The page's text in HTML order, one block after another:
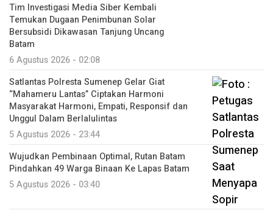
Tim Investigasi Media Siber Kembali
Temukan Dugaan Penimbunan Solar
Bersubsidi Dikawasan Tanjung Uncang
Batam
6 Agustus 2026 - 02:08
Satlantas Polresta Sumenep Gelar Giat
“Mahameru Lantas” Ciptakan Harmoni
Masyarakat Harmoni, Empati, Responsif dan
Unggul Dalam Berlalulintas
5 Agustus 2026 - 23:44
Wujudkan Pembinaan Optimal, Rutan Batam
Pindahkan 49 Warga Binaan Ke Lapas Batam
5 Agustus 2026 - 03:40